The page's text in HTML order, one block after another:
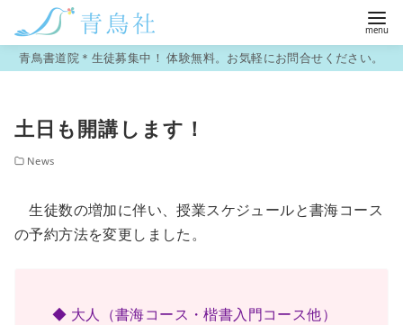
青鳥書道院＊生徒募集中！ 体験無料。お気軽にお問合せください。
土日も開講します！
News
生徒数の増加に伴い、授業スケジュールと書海コース
の予約方法を変更しました。
◆ 大人（書海コース・楷書入門コース他）